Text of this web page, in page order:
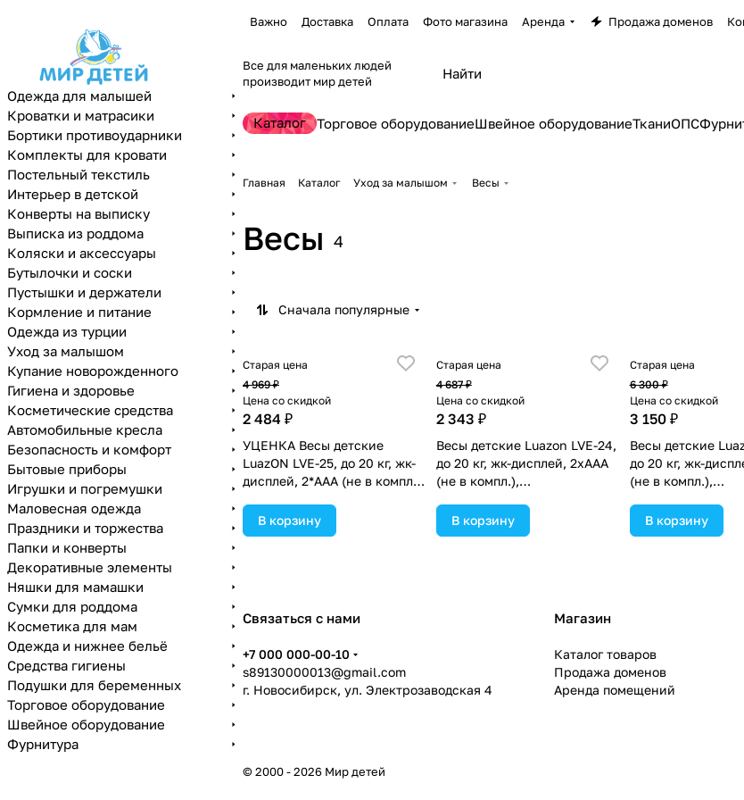
Важно Доставка Оплата Фото магазина Аренда Продажа доменов
Все для маленьких людей
производит мир детей
Каталог Торговое оборудованиеШвейное оборудованиеТканиОПС
Главная Каталог Уход за малышом Весы
Весы 4
Сначала популярные
Старая цена
4 969 ₽
Цена со скидкой
2 484 ₽
УЦЕНКА Весы детские
LuazON LVE-25, до 20 кг, жк-
дисплей, 2*ААА (не в компл),
В корзину
Старая цена
4 687 ₽
Цена со скидкой
2 343 ₽
Весы детские Luazon LVE-24,
до 20 кг, жк-дисплей, 2хAAА
(не в компл.),
(№3640415).
В корзину
Старая цена
6 300 ₽
Цена со скидкой
3 150 ₽
Весы детские
до 20 кг, жк-
(не в компл.),
(№3640422).
В корзину
Связаться с нами
+7 000 000-00-10
s89130000013@gmail.com
г. Новосибирск, ул. Электрозаводская 4
Магазин
Каталог товаров
Продажа доменов
Аренда помещений
© 2000 - 2026 Мир детей
Одежда для малышей
Кроватки и матрасики
Бортики противоударники
Комплекты для кровати
Постельный текстиль
Интерьер в детской
Конверты на выписку
Выписка из роддома
Коляски и аксессуары
Бутылочки и соски
Пустышки и держатели
Кормление и питание
Одежда из турции
Уход за малышом
Купание новорожденного
Гигиена и здоровье
Косметические средства
Автомобильные кресла
Безопасность и комфорт
Бытовые приборы
Игрушки и погремушки
Маловесная одежда
Праздники и торжества
Папки и конверты
Декоративные элементы
Няшки для мамашки
Сумки для роддома
Косметика для мам
Одежда и нижнее бельё
Средства гигиены
Подушки для беременных
Торговое оборудование
Швейное оборудование
Фурнитура